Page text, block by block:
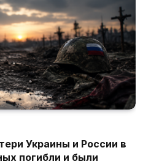
Украины и России в
погибли и были